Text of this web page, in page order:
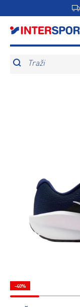
Traži
-40%